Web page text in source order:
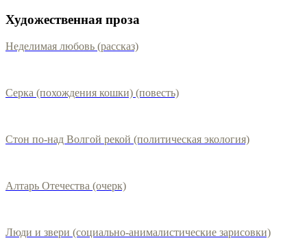
Художественная проза
Неделимая любовь (рассказ)
Серка (похождения кошки) (повесть)
Стон по-над Волгой рекой (политическая экология)
Алтарь Отечества (очерк)
Люди и звери (социально-анималистические зарисовки)